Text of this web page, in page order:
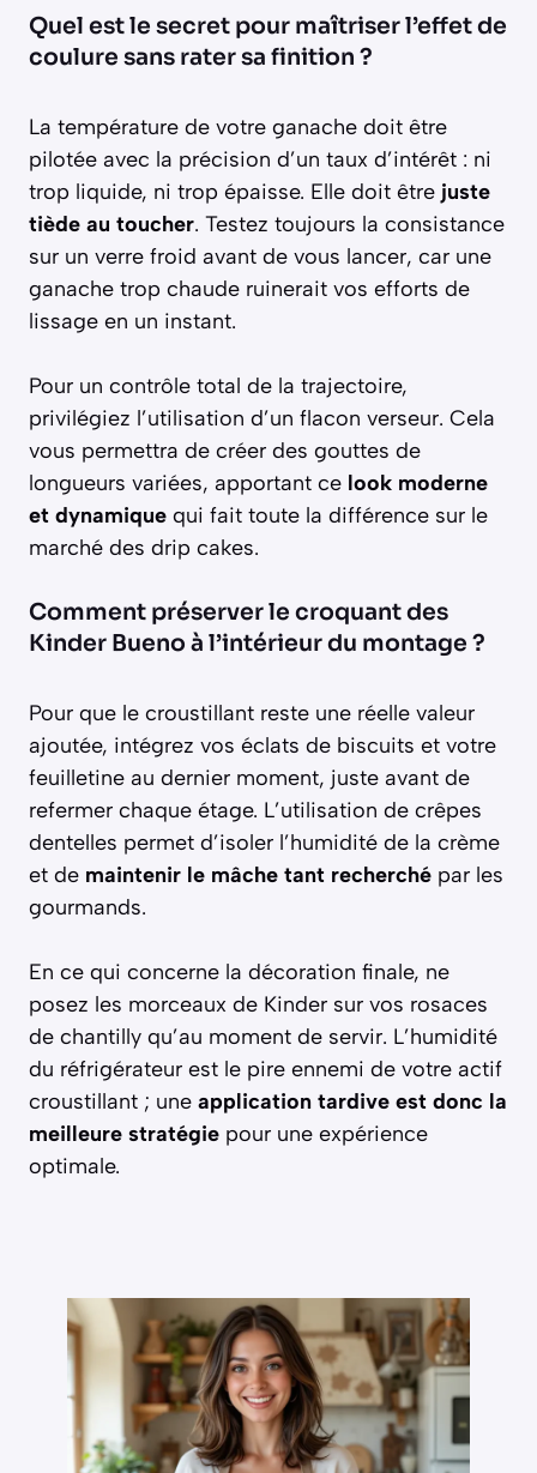
Quel est le secret pour maîtriser l’effet de
coulure sans rater sa finition ?
La température de votre ganache doit être
pilotée avec la précision d’un taux d’intérêt : ni
trop liquide, ni trop épaisse. Elle doit être juste
tiède au toucher. Testez toujours la consistance
sur un verre froid avant de vous lancer, car une
ganache trop chaude ruinerait vos efforts de
lissage en un instant.
Pour un contrôle total de la trajectoire,
privilégiez l’utilisation d’un flacon verseur. Cela
vous permettra de créer des gouttes de
longueurs variées, apportant ce look moderne
et dynamique qui fait toute la différence sur le
marché des drip cakes.
Comment préserver le croquant des
Kinder Bueno à l’intérieur du montage ?
Pour que le croustillant reste une réelle valeur
ajoutée, intégrez vos éclats de biscuits et votre
feuilletine au dernier moment, juste avant de
refermer chaque étage. L’utilisation de crêpes
dentelles permet d’isoler l’humidité de la crème
et de maintenir le mâche tant recherché par les
gourmands.
En ce qui concerne la décoration finale, ne
posez les morceaux de Kinder sur vos rosaces
de chantilly qu’au moment de servir. L’humidité
du réfrigérateur est le pire ennemi de votre actif
croustillant ; une application tardive est donc la
meilleure stratégie pour une expérience
optimale.